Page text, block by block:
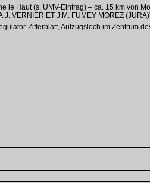
Haut (s. UMV-Eintrag) – ca. 15 km von
VERNIER ET J.M. FUMEY MOREZ
Zifferblatt, Aufzugsloch im Zentrum